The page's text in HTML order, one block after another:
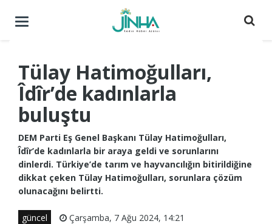
Menüyü
Tülay Hatimoğulları,
Îdîr’de kadınlarla
buluştu
DEM Parti Eş Genel Başkanı Tülay Hatimoğulları,
Îdîr’de kadınlarla bir araya geldi ve sorunlarını
dinlerdi. Türkiye’de tarım ve hayvancılığın bitirildiğine
dikkat çeken Tülay Hatimoğulları, sorunlara çözüm
olunacağını belirtti.
güncel Çarşamba, 7 Ağu 2024, 14:21